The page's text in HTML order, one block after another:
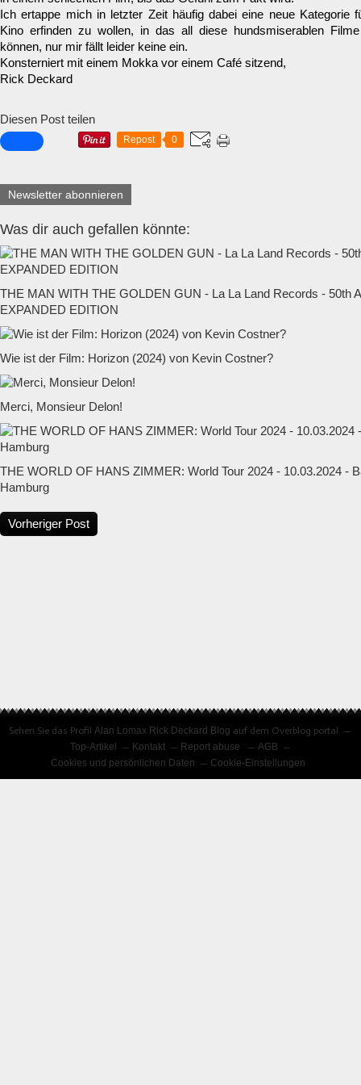
Ich ertappe mich in letzter Zeit häufig dabei eine neue Kategorie
Kino erfinden zu wollen, in das all diese hundsmiserablen
können, nur mir fällt leider keine ein.
Konsterniert mit einem Mokka vor einem Café sitzend,
Rick Deckard
Diesen Post teilen
Repost 0
Newsletter abonnieren
Was dir auch gefallen könnte:
THE MAN WITH THE GOLDEN GUN - La La Land Records - 50th
EXPANDED EDITION
Wie ist der Film: Horizon (2024) von Kevin Costner?
Merci, Monsieur Delon!
THE WORLD OF HANS ZIMMER: World Tour 2024 - 10.03.2024 -
Hamburg
Vorheriger Post
Sehen Sie das ProfilAlan Lomax Rick Deckard Blog auf dem Overblog portal
Top-Artikel
Kontakt Report abuse
AGB
Cookies und persönlichen Daten
Cookie-Einstellungen